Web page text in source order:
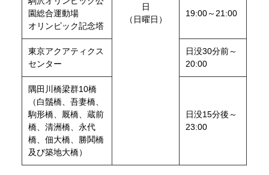
日
（日曜日）
園総合運動場
オリンピック記念塔
19:00～21:00
東京アクアティクス
センター
日没30分前～
20:00
隅田川橋梁群10橋
（白鬚橋、吾妻橋、
駒形橋、厩橋、蔵前
橋、清洲橋、永代
橋、佃大橋、勝鬨橋
及び築地大橋）
日没15分後～
23:00